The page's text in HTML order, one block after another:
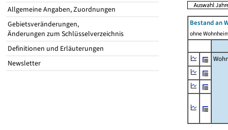
Allgemeine Angaben, Zuordnungen
Gebietsveränderungen,
Änderungen zum Schlüsselverzeichnis
Definitionen und Erläuterungen
Newsletter
Bestand an
ohne